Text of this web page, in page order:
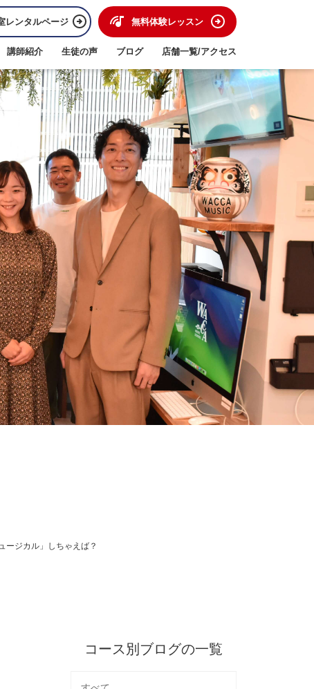
レンタルページ 無料体験レッスン
講師紹介 生徒の声 ブログ 店舗一覧/アクセス
ージカル」しちゃえば？
コース別ブログの一覧